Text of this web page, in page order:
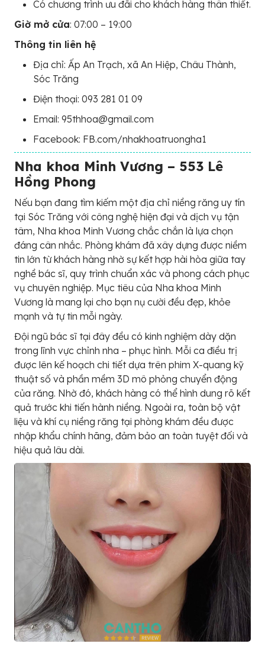
Có chương trình ưu đãi cho khách hàng thân thiết.
Giờ mở cửa: 07:00 – 19:00
Thông tin liên hệ
Địa chỉ: Ấp An Trạch, xã An Hiệp, Châu Thành,
Sóc Trăng
Điện thoại: 093 281 01 09
Email: 95thhoa@gmail.com
Facebook: FB.com/nhakhoatruongha1
Nha khoa Minh Vương – 553 Lê
Hồng Phong
Nếu bạn đang tìm kiếm một địa chỉ niềng răng uy tín
tại Sóc Trăng với công nghệ hiện đại và dịch vụ tận
tâm, Nha khoa Minh Vương chắc chắn là lựa chọn
đáng cân nhắc. Phòng khám đã xây dựng được niềm
tin lớn từ khách hàng nhờ sự kết hợp hài hòa giữa tay
nghề bác sĩ, quy trình chuẩn xác và phong cách phục
vụ chuyên nghiệp. Mục tiêu của Nha khoa Minh
Vương là mang lại cho bạn nụ cười đều đẹp, khỏe
mạnh và tự tin mỗi ngày.
Đội ngũ bác sĩ tại đây đều có kinh nghiệm dày dặn
trong lĩnh vực chỉnh nha – phục hình. Mỗi ca điều trị
được lên kế hoạch chi tiết dựa trên phim X-quang kỹ
thuật số và phần mềm 3D mô phỏng chuyển động
của răng. Nhờ đó, khách hàng có thể hình dung rõ kết
quả trước khi tiến hành niềng. Ngoài ra, toàn bộ vật
liệu và khí cụ niềng răng tại phòng khám đều được
nhập khẩu chính hãng, đảm bảo an toàn tuyệt đối và
hiệu quả lâu dài.